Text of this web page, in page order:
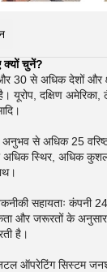
क्यों चुनें?
30 से अधिक देशों और
यूरोप, दक्षिण अमेरिका,
से अधिक 25 वरिष्ठ
अधिक स्थिर, अधिक
सहायताः कंपनी
और जरूरतों के अनुसार
है।
ऑपरेटिंग सिस्टम